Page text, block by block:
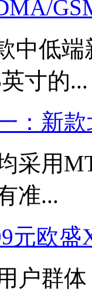
中低端
寸的...
：新
采用
准...
元欧
户群